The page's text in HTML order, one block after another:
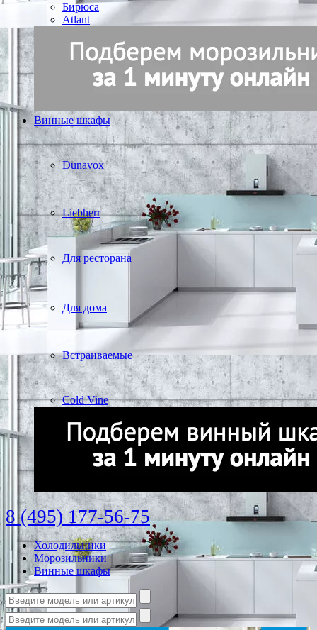
Бирюса
Atlant
Винные шкафы
Dunavox
Liebherr
Для ресторана
Для дома
Встраиваемые
Cold Vine
8 (495) 177-56-75
Холодильники
Морозильники
Винные шкафы